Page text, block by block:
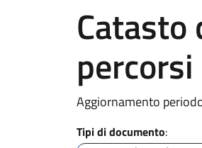
Catasto
Aggiornamento
Tipi di documento: